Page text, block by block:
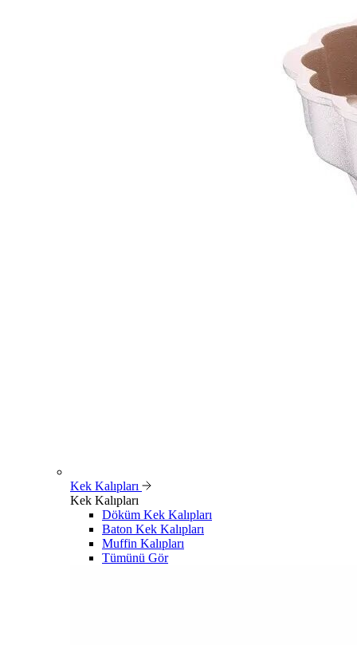
Kek Kalıpları
Kek Kalıpları
Döküm Kek Kalıpları
Baton Kek Kalıpları
Muffin Kalıpları
Tümünü Gör